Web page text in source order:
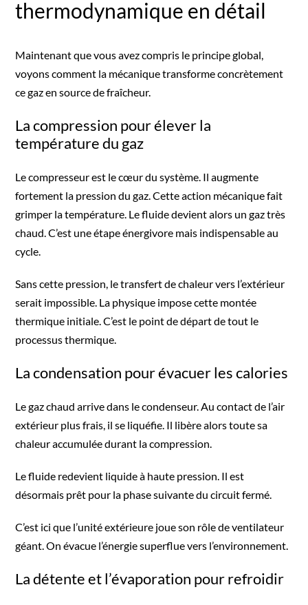
thermodynamique en détail
Maintenant que vous avez compris le principe global,
voyons comment la mécanique transforme concrètement
ce gaz en source de fraîcheur.
La compression pour élever la
température du gaz
Le compresseur est le cœur du système. Il augmente
fortement la pression du gaz. Cette action mécanique fait
grimper la température. Le fluide devient alors un gaz très
chaud. C’est une étape énergivore mais indispensable au
cycle.
Sans cette pression, le transfert de chaleur vers l’extérieur
serait impossible. La physique impose cette montée
thermique initiale. C’est le point de départ de tout le
processus thermique.
La condensation pour évacuer les calories
Le gaz chaud arrive dans le condenseur. Au contact de l’air
extérieur plus frais, il se liquéfie. Il libère alors toute sa
chaleur accumulée durant la compression.
Le fluide redevient liquide à haute pression. Il est
désormais prêt pour la phase suivante du circuit fermé.
C’est ici que l’unité extérieure joue son rôle de ventilateur
géant. On évacue l’énergie superflue vers l’environnement.
La détente et l’évaporation pour refroidir